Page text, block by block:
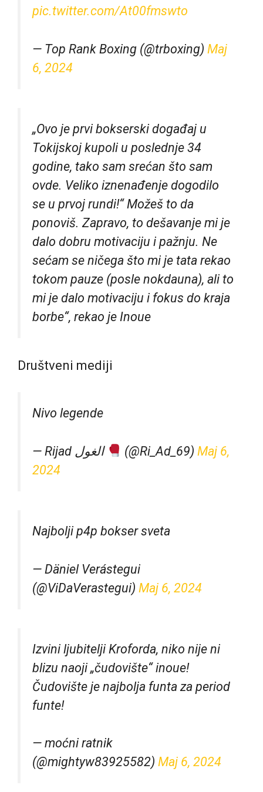
pic.twitter.com/At00fmswto
— Top Rank Boxing (@trboxing) Maj
6, 2024
„Ovo je prvi bokserski događaj u
Tokijskoj kupoli u poslednje 34
godine, tako sam srećan što sam
ovde. Veliko iznenađenje dogodilo
se u prvoj rundi!“ Možeš to da
ponoviš. Zapravo, to dešavanje mi je
dalo dobru motivaciju i pažnju. Ne
sećam se ničega što mi je tata rekao
tokom pauze (posle nokdauna), ali to
mi je dalo motivaciju i fokus do kraja
borbe“, rekao je Inoue
Društveni mediji
Nivo legende
— Rijad الغول (@Ri_Ad_69) Maj 6,
2024
Najbolji p4p bokser sveta
— Däniel Verástegui
(@ViDaVerastegui) Maj 6, 2024
Izvini ljubitelji Kroforda, niko nije ni
blizu naoji „čudovište“ inoue!
Čudovište je najbolja funta za period
funte!
— moćni ratnik
(@mightyw83925582) Maj 6, 2024